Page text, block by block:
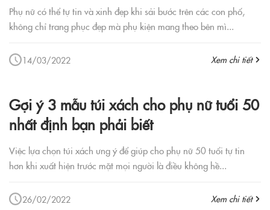
Phụ nữ có thể tự tin và xinh đẹp khi sải bước trên các con phố,
không chỉ trang phục đẹp mà phụ kiện mang theo bên mì...
14/03/2022 Xem chi tiết
Gợi ý 3 mẫu túi xách cho phụ nữ tuổi 50
nhất định bạn phải biết
Việc lựa chọn túi xách ưng ý để giúp cho phụ nữ 50 tuổi tự tin
hơn khi xuất hiện trước mặt mọi người là điều không hề...
26/02/2022 Xem chi tiết